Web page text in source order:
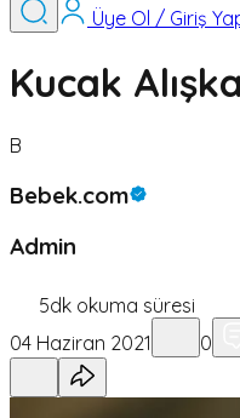
Üye Ol / Giriş
Kucak
B
Bebek.com
Admin
5dk okuma süresi
04 Haziran 2021
0